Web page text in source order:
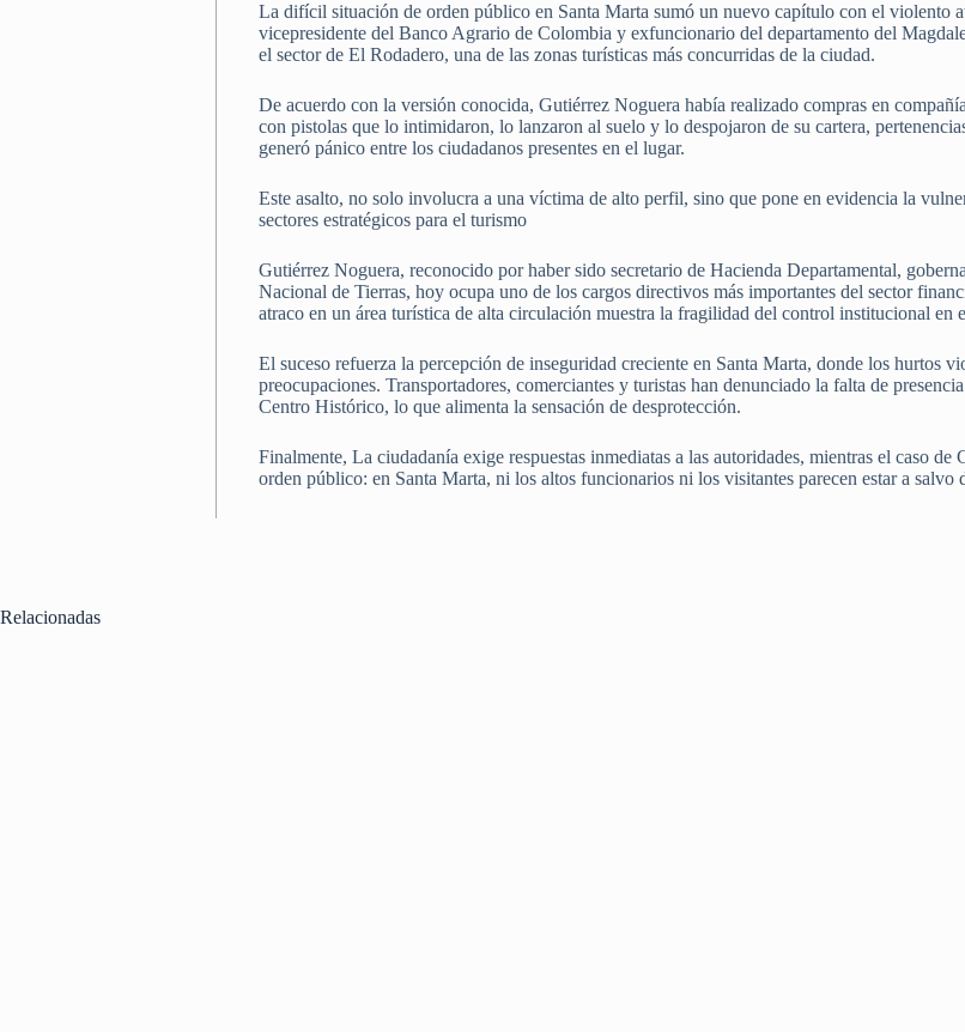
La difícil situación de orden público en Santa Marta sumó un nuevo capítulo con el violento
vicepresidente del Banco Agrario de Colombia y exfuncionario del departamento del
el sector de El Rodadero, una de las zonas turísticas más concurridas de la ciudad.
De acuerdo con la versión conocida, Gutiérrez Noguera había realizado compras en
con pistolas que lo intimidaron, lo lanzaron al suelo y lo despojaron de su cartera,
generó pánico entre los ciudadanos presentes en el lugar.
Este asalto, no solo involucra a una víctima de alto perfil, sino que pone en evidencia la
sectores estratégicos para el turismo
Gutiérrez Noguera, reconocido por haber sido secretario de Hacienda Departamental,
Nacional de Tierras, hoy ocupa uno de los cargos directivos más importantes del sector
atraco en un área turística de alta circulación muestra la fragilidad del control institucional en
El suceso refuerza la percepción de inseguridad creciente en Santa Marta, donde los hurtos
preocupaciones. Transportadores, comerciantes y turistas han denunciado la falta de
Centro Histórico, lo que alimenta la sensación de desprotección.
Finalmente, La ciudadanía exige respuestas inmediatas a las autoridades, mientras el caso
orden público: en Santa Marta, ni los altos funcionarios ni los visitantes parecen estar a salvo
Relacionadas